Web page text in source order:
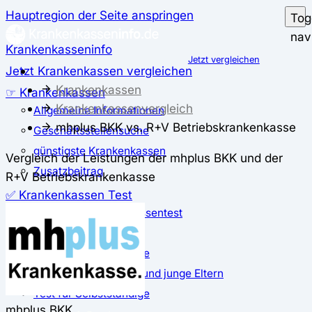
Hauptregion der Seite anspringen
Krankenkasseninfo
Jetzt Krankenkassen vergleichen
☞ Krankenkassen
Allgemeine Informationen
Geschäftsstellensuche
günstigste Krankenkassen
Zusatzbeitrag
✅ Krankenkassen Test
Der große Krankenkassentest
Test für Studierende
Test für Auszubildende
Test für Schwangere und junge Eltern
Test für Selbstständige
Jetzt vergleichen
Krankenkassen
Krankenkassenvergleich
mhplus BKK vs. R+V Betriebskrankenkasse
Vergleich der Leistungen der mhplus BKK und der
R+V Betriebskrankenkasse